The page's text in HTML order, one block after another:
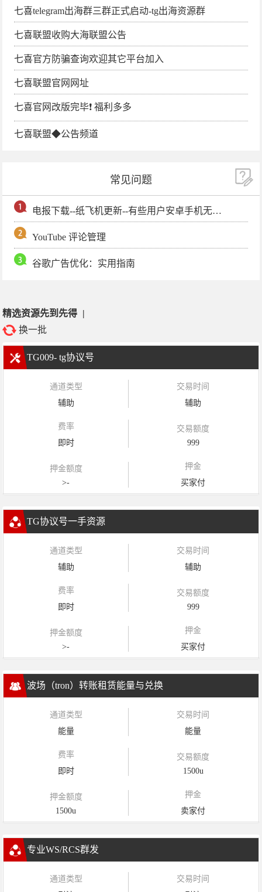
七喜telegram出海群三群正式启动-tg出海资源群
七喜联盟收购大海联盟公告
七喜官方防骗查询欢迎其它平台加入
七喜联盟官网网址
七喜官网改版完毕❗️ 福利多多
七喜联盟◆公告频道
常见问题
电报下载--纸飞机更新--有些用户安卓手机无法更新电报软件
YouTube 评论管理
谷歌广告优化：实用指南
精选资源先到先得 |
换一批
TG009- tg协议号
通道类型
辅助
交易时间
辅助
费率
即时
交易额度
999
押金额度
>-
押金
买家付
TG协议号一手资源
通道类型
辅助
交易时间
辅助
费率
即时
交易额度
999
押金额度
>-
押金
买家付
波场（tron）转账租赁能量与兑换
通道类型
能量
交易时间
能量
费率
即时
交易额度
1500u
押金额度
1500u
押金
卖家付
专业WS/RCS群发
通道类型
交易时间